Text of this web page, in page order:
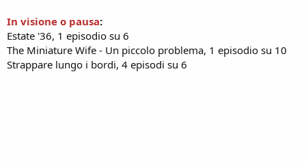
In visione o pausa:
Estate '36, 1 episodio su 6
The Miniature Wife - Un piccolo problema, 1 episodio su 10
Strappare lungo i bordi, 4 episodi su 6